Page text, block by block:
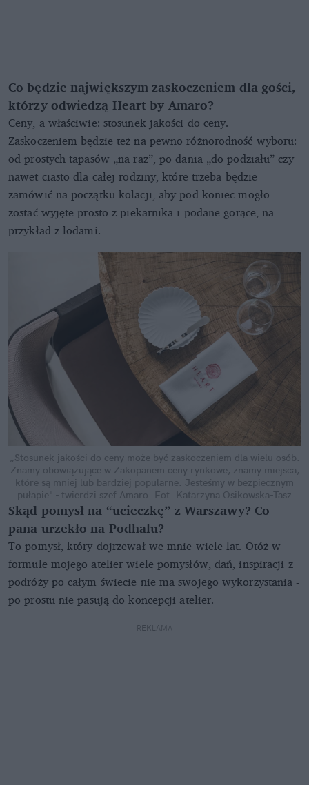
Co będzie największym zaskoczeniem dla gości,
którzy odwiedzą Heart by Amaro?
Ceny, a właściwie: stosunek jakości do ceny.
Zaskoczeniem będzie też na pewno różnorodność wyboru:
od prostych tapasów „na raz”, po dania „do podziału” czy
nawet ciasto dla całej rodziny, które trzeba będzie
zamówić na początku kolacji, aby pod koniec mogło
zostać wyjęte prosto z piekarnika i podane gorące, na
przykład z lodami.
„Stosunek jakości do ceny może być zaskoczeniem dla wielu osób.
Znamy obowiązujące w Zakopanem ceny rynkowe, znamy miejsca,
które są mniej lub bardziej popularne. Jesteśmy w bezpiecznym
pułapie" - twierdzi szef Amaro. Fot. Katarzyna Osikowska-Tasz
Skąd pomysł na “ucieczkę” z Warszawy? Co
pana urzekło na Podhalu?
To pomysł, który dojrzewał we mnie wiele lat. Otóż w
formule mojego atelier wiele pomysłów, dań, inspiracji z
podróży po całym świecie nie ma swojego wykorzystania -
po prostu nie pasują do koncepcji atelier.
REKLAMA